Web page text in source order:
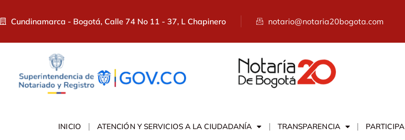
Cundinamarca - Bogotá, Calle 74 No 11 - 37, L Chapinero notario@notaria20bogota.com
INICIO ATENCIÓN Y SERVICIOS A LA CIUDADANÍA TRANSPARENCIA PARTICIPA